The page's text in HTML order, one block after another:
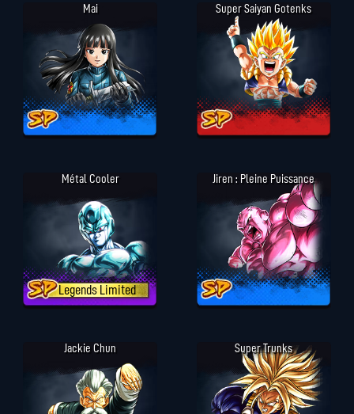
Mai Super Saiyan Gotenks
Métal Cooler
Legends Limited
Jiren : Pleine Puissance
Jackie Chun Super Trunks